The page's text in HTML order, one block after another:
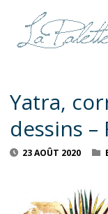
Yatra,
dessins –
23 AOÛT 2020